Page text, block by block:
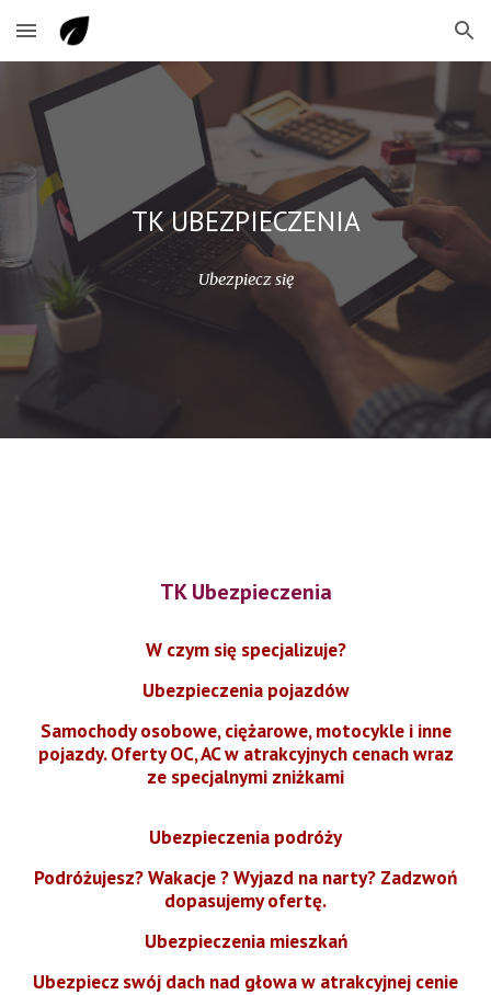
Skip to main content Skip to navigation
TK UBEZPIECZENIA
Ubezpiecz się
TK Ubezpieczenia
W czym się specjalizuje?
Ubezpieczenia pojazdów
Samochody osobowe, ciężarowe, motocykle i inne
pojazdy. Oferty OC, AC w atrakcyjnych cenach wraz
ze specjalnymi zniżkami
Ubezpieczenia podróży
Podróżujesz? Wakacje ? Wyjazd na narty? Zadzwoń
dopasujemy ofertę.
Ubezpieczenia mieszkań
Ubezpiecz swój dach nad głowa w atrakcyjnej cenie